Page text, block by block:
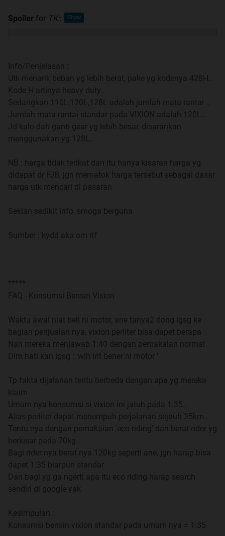
Prime) jangan ngasal lah
4. Gag ada komen "mejenk2 an di pej 1 or apalah pasti
kena sunat "
5. SETIAP TAMU BARU, WAJIB MEMPERKENALKAN DIRI
(untuk mengetahui apakah prime ID or Clones)
6. DILARANG Keras Posting Gambar yang berbau BB
7. DILARANG Posting bernuansa SARA
jualan/produk/jasa/link dari luar forum kaskus dalam
12. Dilarang insult TS atau momod
13. Sangat di hargai jika mempergunakan Multi Quote
dengan 2 liner
14. DILARANG ONELINER !
15. Monolog = Banned + Bata
16. No junks, no Flame :
17. Biasakan sebelum bertanya cek INDEX dahulu
19. Dilarang YM an di thread
Spoiler for TK::
Info/Penjelasan :
Utk menarik beban yg lebih berat, pake yg kodenya 428H..
Kode H artinya heavy duty..
Sedangkan 110L,120L,128L adalah jumlah mata rantai ..
Jumlah mata rantai standar pada VIXION adalah 120L..
Jd kalo dah ganti gear yg lebih besar, disarankan
menggunakan yg 128L..
NB : harga tidak terikat dan itu hanya kisaran harga yg
didapat dr FJB, jgn mematok harga tersebut sebagai dasar
harga utk mencari di pasaran
Sekian sedikit info, smoga berguna
Sumber : kydd aka om rif
*****
FAQ - Konsumsi Bensin Vixion
Waktu awal niat beli ni motor, ane tanya2 dong lgsg ke
bagian penjualan nya, vixion perliter bisa dapet berapa
Nah mereka menjawab 1:40 dengan pemakaian normal
Dlm hati kan lgsg : 'wih irit bener ni motor '
Tp fakta dijalanan tentu berbeda dengan apa yg mereka
klaim
Umum nya konsumsi si vixion ini jatuh pada 1:35..
Alias perliter dapat menempuh perjalanan sejauh 35km..
Tentu nya dengan pemakaian 'eco riding' dan berat rider yg
berkisar pada 70kg..
Bagi rider nya berat nya 120kg seperti ane, jgn harap bisa
dapet 1:35 biarpun standar
Dan bagi yg ga ngerti apa itu eco riding harap search
sendiri di google yak
Kesimpulan :
Konsumsi bensin vixion standar pada umum nya = 1:35